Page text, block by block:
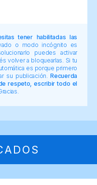
tener habilitadas las
o modo incógnito es
puedes activar
volver a bloquearlas. Si tu
es porque primero
su publicación.Recuerda
respeto, escribir todo el